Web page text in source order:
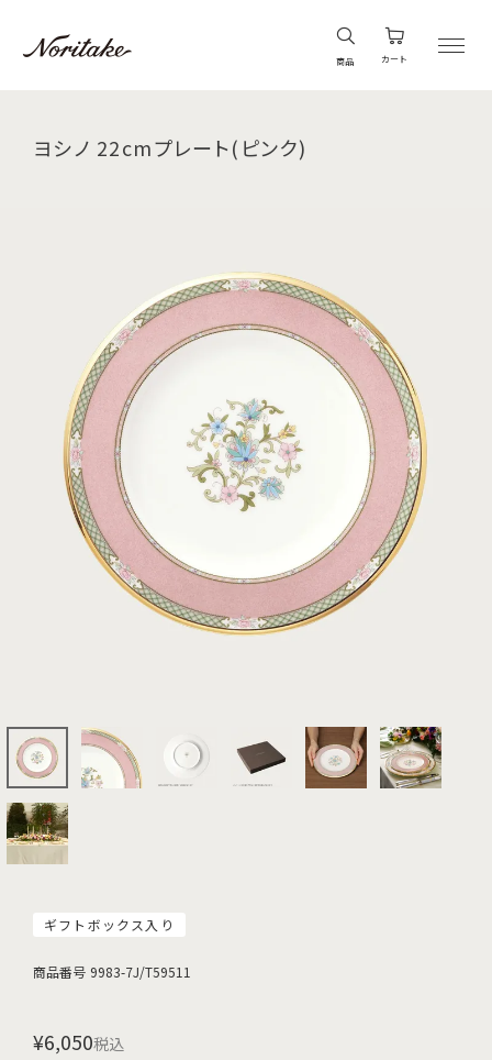
商品 カート
ヨシノ 22cmプレート(ピンク)
ギフトボックス入り
商品番号 9983-7J/T59511
¥6,050税込